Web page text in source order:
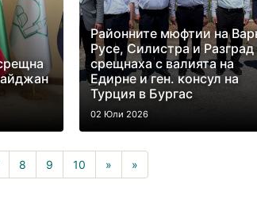
Районните мюфтии на
Русе, Силистра и Разград
срещнаха с валията на
Едирне и ген. консул на
Турция в Бургас
02 Юли 2026
8 9 10 » »